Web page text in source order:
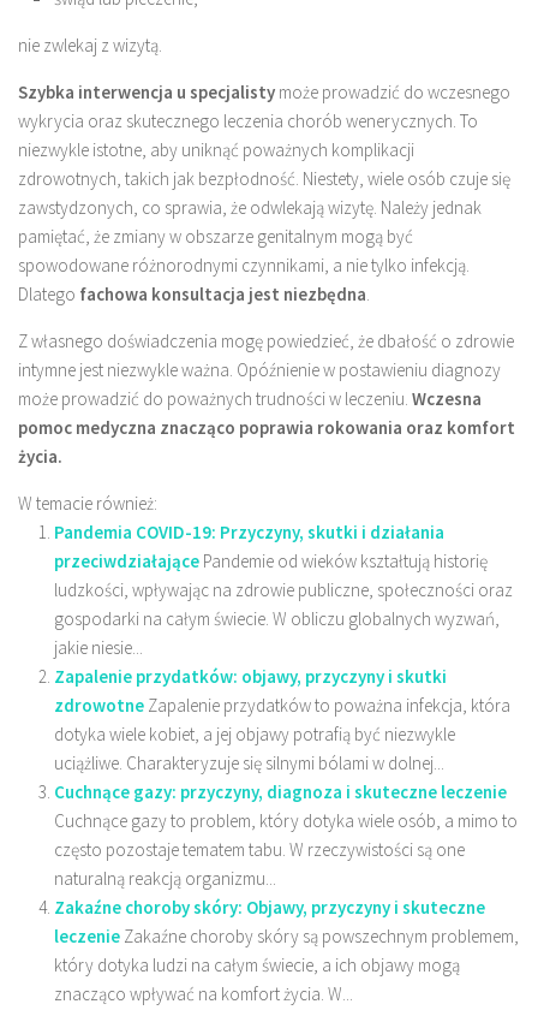
nie zwlekaj z wizytą.
Szybka interwencja u specjalisty może prowadzić do wczesnego
wykrycia oraz skutecznego leczenia chorób wenerycznych. To
niezwykle istotne, aby uniknąć poważnych komplikacji
zdrowotnych, takich jak bezpłodność. Niestety, wiele osób czuje się
zawstydzonych, co sprawia, że odwlekają wizytę. Należy jednak
pamiętać, że zmiany w obszarze genitalnym mogą być
spowodowane różnorodnymi czynnikami, a nie tylko infekcją.
Dlatego fachowa konsultacja jest niezbędna.
Z własnego doświadczenia mogę powiedzieć, że dbałość o zdrowie
intymne jest niezwykle ważna. Opóźnienie w postawieniu diagnozy
może prowadzić do poważnych trudności w leczeniu. Wczesna
pomoc medyczna znacząco poprawia rokowania oraz komfort
życia.
W temacie również:
Pandemia COVID-19: Przyczyny, skutki i działania
przeciwdziałające Pandemie od wieków kształtują historię
ludzkości, wpływając na zdrowie publiczne, społeczności oraz
gospodarki na całym świecie. W obliczu globalnych wyzwań,
jakie niesie...
Zapalenie przydatków: objawy, przyczyny i skutki
zdrowotne Zapalenie przydatków to poważna infekcja, która
dotyka wiele kobiet, a jej objawy potrafią być niezwykle
uciążliwe. Charakteryzuje się silnymi bólami w dolnej...
Cuchnące gazy: przyczyny, diagnoza i skuteczne leczenie
Cuchnące gazy to problem, który dotyka wiele osób, a mimo to
często pozostaje tematem tabu. W rzeczywistości są one
naturalną reakcją organizmu...
Zakaźne choroby skóry: Objawy, przyczyny i skuteczne
leczenie Zakaźne choroby skóry są powszechnym problemem,
który dotyka ludzi na całym świecie, a ich objawy mogą
znacząco wpływać na komfort życia. W...